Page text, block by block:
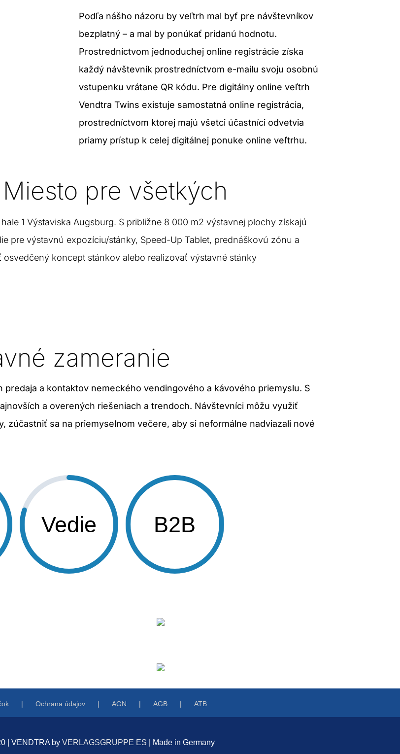
Podľa nášho názoru by veľtrh mal byť pre návštevníkov
bezplatný – a mal by ponúkať pridanú hodnotu.
Prostredníctvom jednoduchej online registrácie získa
každý návštevník prostredníctvom e-mailu svoju osobnú
vstupenku vrátane QR kódu. Pre digitálny online veľtrh
Vendtra Twins existuje samostatná online registrácia,
prostredníctvom ktorej majú všetci účastníci odvetvia
priamy prístup k celej digitálnej ponuke online veľtrhu.
Miesto pre všetkých
1 Výstaviska Augsburg. S približne 8 000 m2 výstavnej plochy získajú
pre výstavnú expozíciu/stánky, Speed-Up Tablet, prednáškovú zónu a
koncept stánkov alebo realizovať výstavné stánky
zameranie
a kontaktov nemeckého vendingového a kávového priemyslu. S
a overených riešeniach a trendoch. Návštevníci môžu využiť
zúčastniť sa na priemyselnom večere, aby si neformálne nadviazali nové
Vedie B2B
Ochrana údajov AGN AGB ATB
| VENDTRA by VERLAGSGRUPPE ES | Made in Germany